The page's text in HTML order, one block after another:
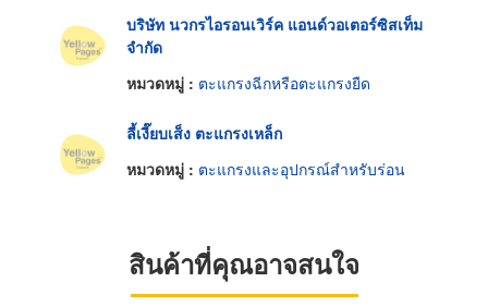
บริษัท นวกรไอรอนเวิร์ค แอนด์วอเตอร์ซิสเท็ม
จำกัด
หมวดหมู่ : ตะแกรงฉีกหรือตะแกรงยืด
ลี้เงี๊ยบเส็ง ตะแกรงเหล็ก
หมวดหมู่ : ตะแกรงและอุปกรณ์สำหรับร่อน
สินค้าที่คุณอาจสนใจ